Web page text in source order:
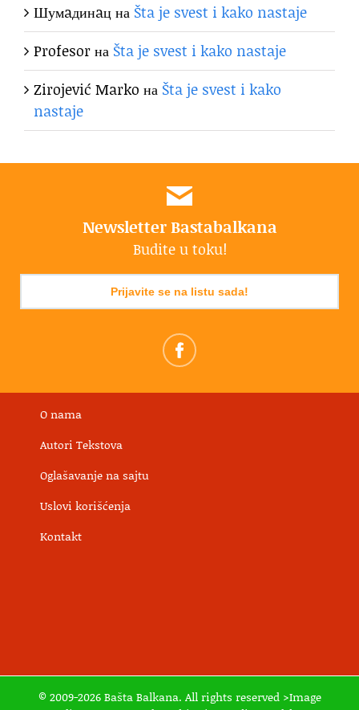
Шумaдинaцна Šta je svest i kako nastaje
Profesorна Šta je svest i kako nastaje
Zirojević Marko на Šta je svest i kako
nastaje
Newsletter Bastabalkana
Budite u toku!
Prijavite se na listu sada!
O nama
Autori Tekstova
Oglašavanje na sajtu
Uslovi korišćenja
Kontakt
© 2009-2026 Bašta Balkana. All rights reserved >Image